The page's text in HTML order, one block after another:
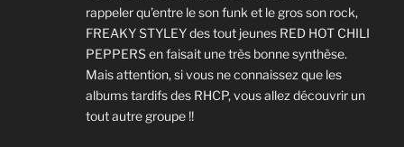
rappeler qu’entre le son funk et le gros son rock,
FREAKY STYLEY des tout jeunes RED HOT CHILI
PEPPERS en faisait une très bonne synthèse.
Mais attention, si vous ne connaissez que les
albums tardifs des RHCP, vous allez découvrir un
tout autre groupe !!